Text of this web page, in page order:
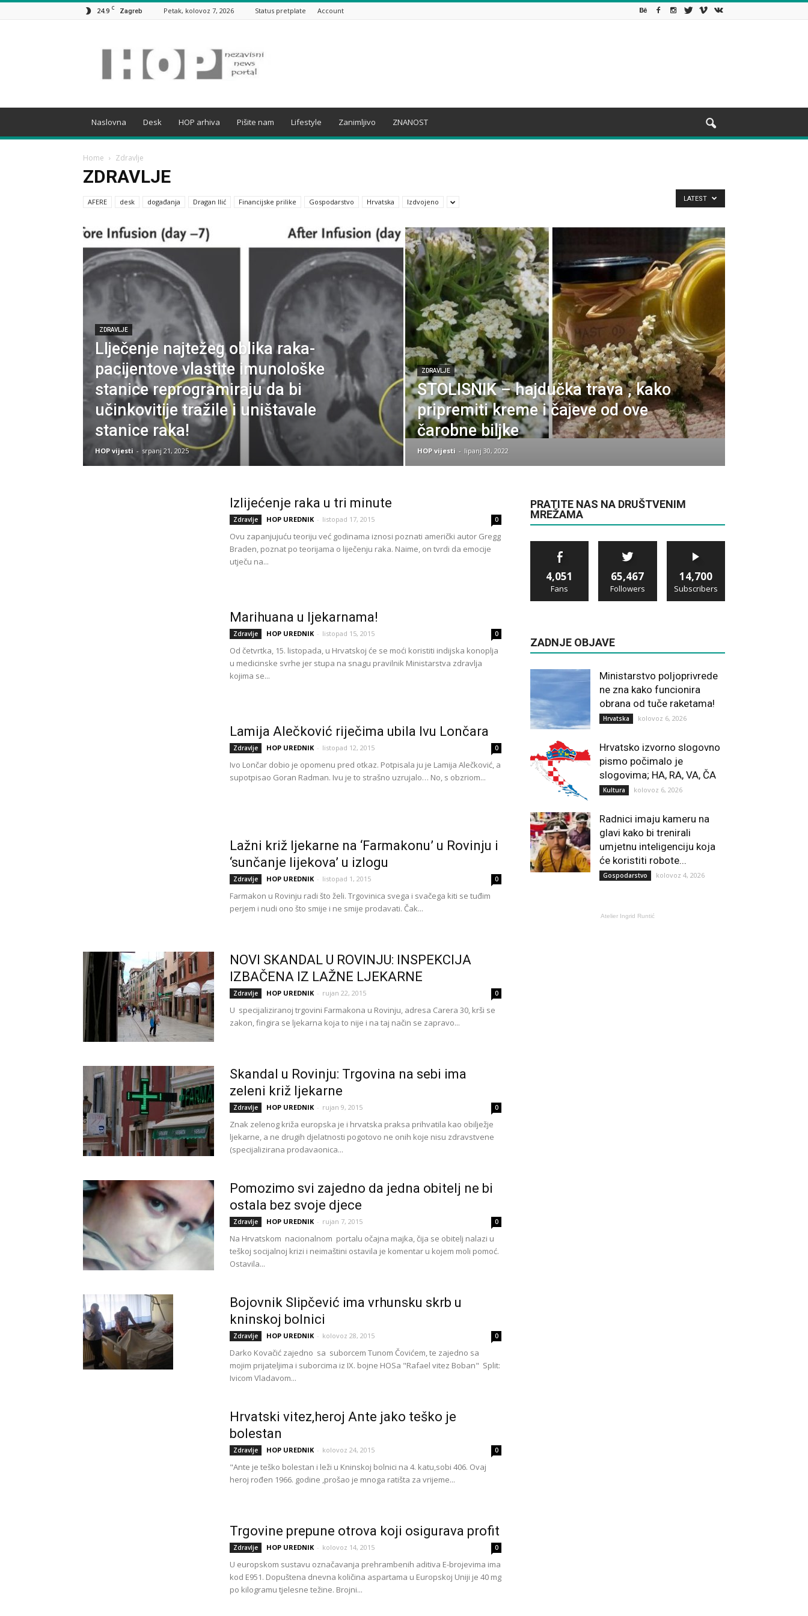
24.9 C Zagreb Petak, kolovoz 7, 2026 Status pretplate Account
Naslovna Desk HOP arhiva Pišite nam Lifestyle Zanimljivo ZNANOST
Home Zdravlje
ZDRAVLJE
AFERE desk događanja Dragan Ilić Financijske prilike Gospodarstvo Hrvatska Izdvojeno LATEST
ZDRAVLJE
LIječenje najtežeg oblika raka-
pacijentove vlastite imunološke
stanice reprogramiraju da bi
učinkovitije tražile i uništavale
stanice raka!
HOP vijesti - srpanj 21, 2025
ZDRAVLJE
STOLISNIK – hajdučka trava , kako
pripremiti kreme i čajeve od ove
čarobne biljke
HOP vijesti - lipanj 30, 2022
Izlijećenje raka u tri minute
Zdravlje HOP UREDNIK - listopad 17, 2015 0
Ovu zapanjujuću teoriju već godinama iznosi poznati američki autor Gregg
Braden, poznat po teorijama o liječenju raka. Naime, on tvrdi da emocije
utječu na...
Marihuana u ljekarnama!
Zdravlje HOP UREDNIK - listopad 15, 2015 0
Od četvrtka, 15. listopada, u Hrvatskoj će se moći koristiti indijska konoplja
u medicinske svrhe jer stupa na snagu pravilnik Ministarstva zdravlja
kojima se...
Lamija Alečković riječima ubila Ivu Lončara
Zdravlje HOP UREDNIK - listopad 12, 2015 0
Ivo Lončar dobio je opomenu pred otkaz. Potpisala ju je Lamija Alečković, a
supotpisao Goran Radman. Ivu je to strašno uzrujalo… No, s obzriom...
Lažni križ ljekarne na ‘Farmakonu’ u Rovinju i
‘sunčanje lijekova’ u izlogu
Zdravlje HOP UREDNIK - listopad 1, 2015 0
Farmakon u Rovinju radi što želi. Trgovinica svega i svačega kiti se tuđim
perjem i nudi ono što smije i ne smije prodavati. Čak...
NOVI SKANDAL U ROVINJU: INSPEKCIJA
IZBAČENA IZ LAŽNE LJEKARNE
Zdravlje HOP UREDNIK - rujan 22, 2015 0
U specijaliziranoj trgovini Farmakona u Rovinju, adresa Carera 30, krši se
zakon, fingira se ljekarna koja to nije i na taj način se zapravo...
Skandal u Rovinju: Trgovina na sebi ima
zeleni križ ljekarne
Zdravlje HOP UREDNIK - rujan 9, 2015 0
Znak zelenog križa europska je i hrvatska praksa prihvatila kao obilježje
ljekarne, a ne drugih djelatnosti pogotovo ne onih koje nisu zdravstvene
(specijalizirana prodavaonica...
Pomozimo svi zajedno da jedna obitelj ne bi
ostala bez svoje djece
Zdravlje HOP UREDNIK - rujan 7, 2015 0
Na Hrvatskom nacionalnom portalu očajna majka, čija se obitelj nalazi u
teškoj socijalnoj krizi i neimaštini ostavila je komentar u kojem moli pomoć.
Ostavila...
Bojovnik Slipčević ima vrhunsku skrb u
kninskoj bolnici
Zdravlje HOP UREDNIK - kolovoz 28, 2015 0
Darko Kovačić zajedno sa suborcem Tunom Čovićem, te zajedno sa
mojim prijateljima i suborcima iz IX. bojne HOSa "Rafael vitez Boban" Split:
Ivicom Vladavom...
Hrvatski vitez,heroj Ante jako teško je
bolestan
Zdravlje HOP UREDNIK - kolovoz 24, 2015 0
"Ante je teško bolestan i leži u Kninskoj bolnici na 4. katu,sobi 406. Ovaj
heroj rođen 1966. godine ,prošao je mnoga ratišta za vrijeme...
Trgovine prepune otrova koji osigurava profit
Zdravlje HOP UREDNIK - kolovoz 14, 2015 0
U europskom sustavu označavanja prehrambenih aditiva E-brojevima ima
kod E951. Dopuštena dnevna količina aspartama u Europskoj Uniji je 40 mg
po kilogramu tjelesne težine. Brojni...
PRATITE NAS NA DRUŠTVENIM
MREŽAMA
4,051
Fans
65,467
Followers
14,700
Subscribers
ZADNJE OBJAVE
Ministarstvo poljoprivrede
ne zna kako funcionira
obrana od tuče raketama!
Hrvatska kolovoz 6, 2026
Hrvatsko izvorno slogovno
pismo počimalo je
slogovima; HA, RA, VA, ČA
Kultura kolovoz 6, 2026
Radnici imaju kameru na
glavi kako bi trenirali
umjetnu inteligenciju koja
će koristiti robote...
Gospodarstvo kolovoz 4, 2026
Atelier Ingrid Runtić